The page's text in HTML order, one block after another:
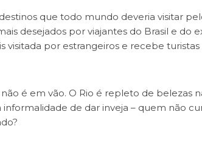
que todo mundo deveria visitar
desejados por viajantes do Brasil e do
visitada por estrangeiros e recebe
é em vão. O Rio é repleto de belezas
de dar inveja – quem não